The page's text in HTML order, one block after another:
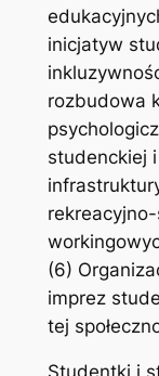
inicjatyw
rozbudowa
studenckiej
(6)
imprez
tej
Studentki i